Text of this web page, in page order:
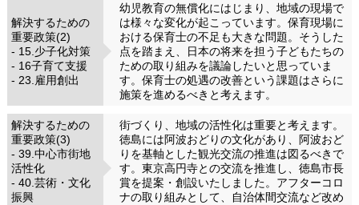
解決するための
重要政策(2)
- 15.少子化対策
- 16子育て支援
- 23.雇用創出
幼児教育の無償化にはじまり、地域の現場で
は様々な変化が起こっています。保育現場に
おける保育士の不足も大きな問題。そうした
点を踏まえ、日本の将来を担う子どもたちの
ための取り組みを議論したいと思っていま
す。保育士の処遇の改善という課題はさらに
施策を進めるべきと考えます。
解決するための
重要政策(3)
- 39.中心市街地
活性化
- 40.芸術・文化
振興
街づくり、地域の活性化は重要と考えます。
徳島には阿波おどりの文化があり、阿波おど
りを基軸とした観光交流の推進は図るべきで
す。東京高円寺との交流を推進し、徳島市長
賞を提案・創設いたしました。アフターコロ
ナの取り組みとして、自治体間交流など改め